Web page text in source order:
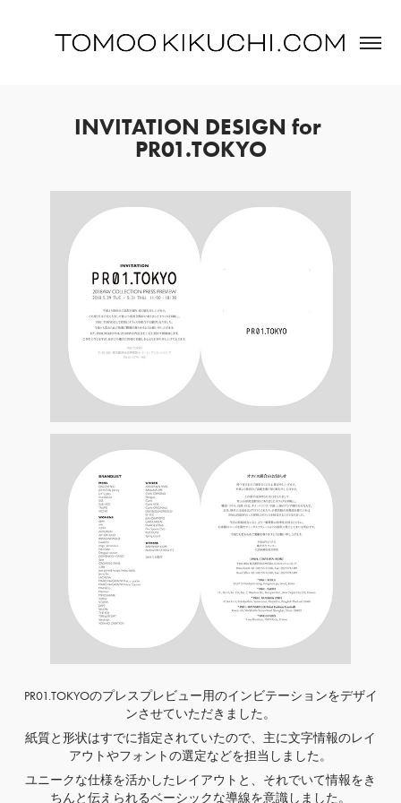
INVITATION DESIGN for
PR01.TOKYO
PR01.TOKYOのプレスプレビュー用のインビテーションをデザイ
ンさせていただきました。
紙質と形状はすでに指定されていたので、主に文字情報のレイ
アウトやフォントの選定などを担当しました。
ユニークな仕様を活かしたレイアウトと、それでいて情報をき
ちんと伝えられるベーシックな導線を意識しました。